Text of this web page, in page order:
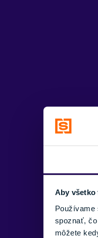
Aby všetko
Používame
spoznať,
môžete